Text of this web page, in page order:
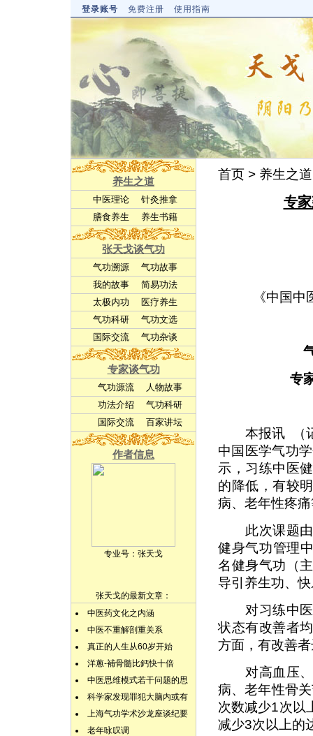
登录账号 免费注册 使用指南
养生之道
中医理论
针灸推拿
膳食养生
养生书籍
张天戈谈气功
气功溯源
气功故事
我的故事
简易功法
太极内功
医疗养生
气功科研
气功文选
国际交流
气功杂谈
专家谈气功
气功源流
人物故事
功法介绍
气功科研
国际交流
百家讲坛
作者信息
专业号： 张天戈
张天戈的最新文章：
中医药文化之内涵
中医不重解剖重关系
真正的人生从60岁开始
洋蔥-補骨髓比鈣快十倍
中医思维模式若干问题的思
科学家发现罪犯大脑内或有
上海气功学术沙龙座谈纪要
老年咏叹调
首页 > 养生之道
专
《中国
专
本报讯
（
中国医学气功
示，习练中医
的降低，有较
病、老年性疼
此次课题由
健身气功管理
名健身气功（
导引养生功、
对习练中医
状态有改善者
方面，有改善
对高血压、
病、老年性骨
次数减少1次以
减少3次以上的